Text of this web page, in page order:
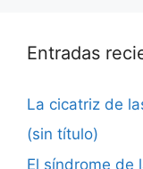
Entradas
La cicatriz de
(sin título)
El síndrome de